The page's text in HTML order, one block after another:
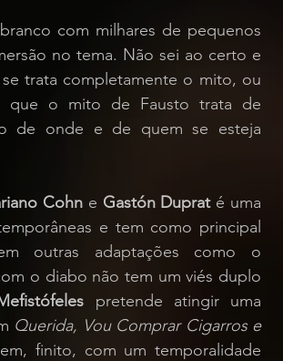
com milhares de pequenos
no tema. Não sei ao certo e
trata completamente o mito, ou
que o mito de Fausto trata de
de onde e de quem se esteja
Cohn e Gastón Duprat é uma
e tem como principal
outras adaptações como o
o diabo não tem um viés duplo
pretende atingir uma
Querida, Vou Comprar Cigarros e
finito, com um temporalidade